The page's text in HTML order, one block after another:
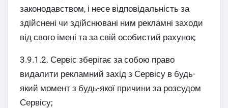
законодавством, і несе відповідальність за
здійснені чи здійснювані ним рекламні заходи
від свого імені та за свій особистий рахунок;
3.9.1.2. Сервіс зберігає за собою право
видалити рекламний захід з Сервісу в будь-
який момент з будь-якої причини за розсудом
Сервісу;